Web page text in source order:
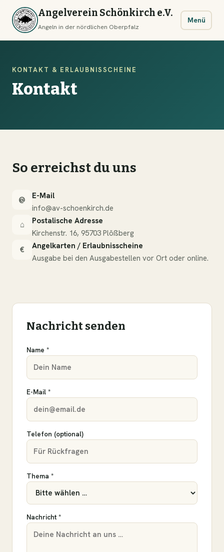
Angelverein Schönkirch e.V.
Angeln in der nördlichen Oberpfalz
Menü
KONTAKT & ERLAUBNISSCHEINE
Kontakt
So erreichst du uns
@
E-Mail
info@av-schoenkirch.de
⌂
Postalische Adresse
Kirchenstr. 16, 95703 Plößberg
€
Angelkarten / Erlaubnisscheine
Ausgabe bei den Ausgabestellen vor Ort oder online.
Nachricht senden
Name *
E-Mail *
Telefon (optional)
Thema *
Nachricht *